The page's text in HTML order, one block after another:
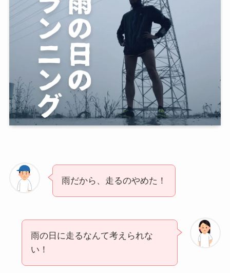
雨だから、走るのやめた！
雨の日に走るなんて考えられな
い！